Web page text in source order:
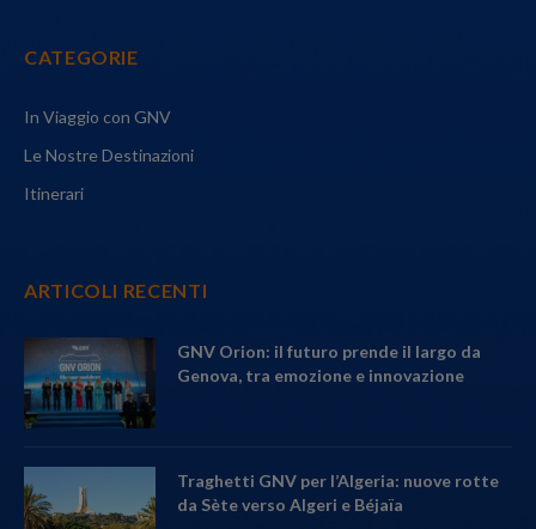
CATEGORIE
In Viaggio con GNV
Le Nostre Destinazioni
Itinerari
ARTICOLI RECENTI
GNV Orion: il futuro prende il largo da
Genova, tra emozione e innovazione
Traghetti GNV per l’Algeria: nuove rotte
da Sète verso Algeri e Béjaïa